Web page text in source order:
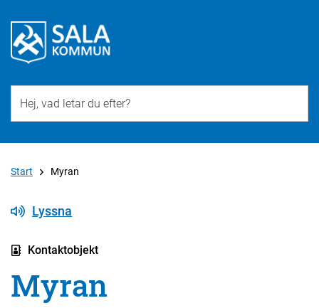
Start Myran
Lyssna
Kontaktobjekt
Myran